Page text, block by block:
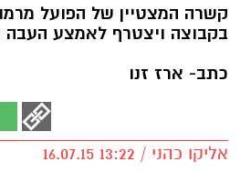
קשרה המצטיין של הפועל
בקבוצה ויצטרף לאמצע
כתב- ארז זנו
אליקו כהני / 13:22 16.07.15